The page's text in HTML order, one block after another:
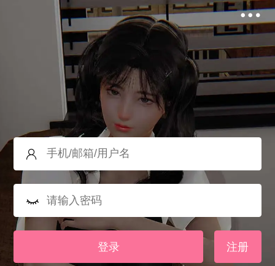
登录 注册